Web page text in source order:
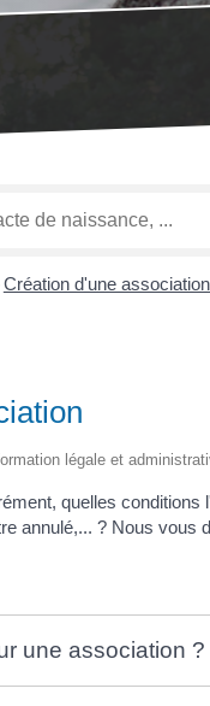
Création d'une association
légale et
quelles
annulé,... ? Nous vous
une association ?